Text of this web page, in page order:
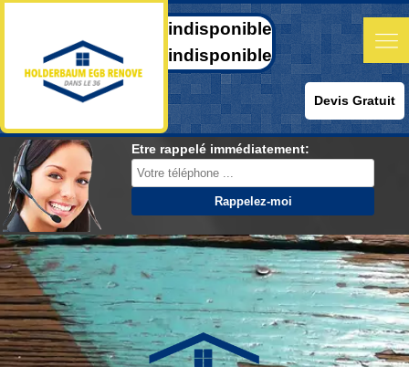
indisponible
indisponible
Devis Gratuit
Etre rappelé immédiatement: